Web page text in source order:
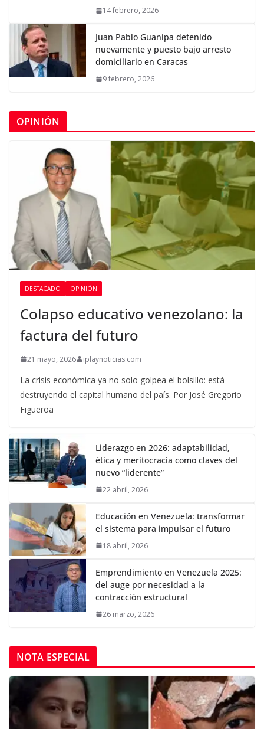
14 febrero, 2026
Juan Pablo Guanipa detenido
nuevamente y puesto bajo arresto
domiciliario en Caracas
9 febrero, 2026
OPINIÓN
DESTACADO OPINIÓN
Colapso educativo venezolano: la
factura del futuro
21 mayo, 2026 iplaynoticias.com
La crisis económica ya no solo golpea el bolsillo: está
destruyendo el capital humano del país. Por José Gregorio
Figueroa
Liderazgo en 2026: adaptabilidad,
ética y meritocracia como claves del
nuevo “liderente”
22 abril, 2026
Educación en Venezuela: transformar
el sistema para impulsar el futuro
18 abril, 2026
Emprendimiento en Venezuela 2025:
del auge por necesidad a la
contracción estructural
26 marzo, 2026
NOTA ESPECIAL